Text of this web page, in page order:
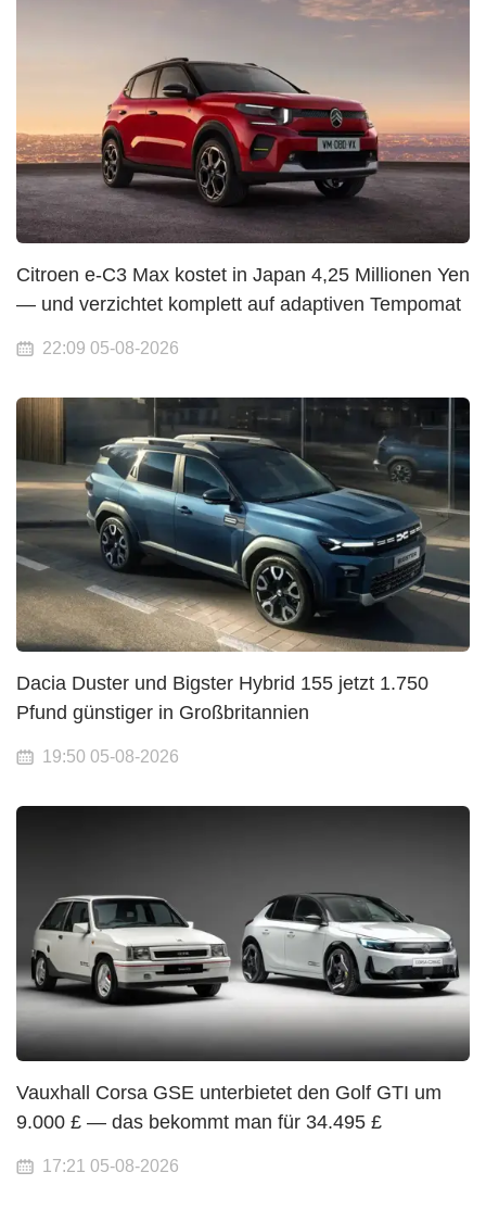
Citroen e-C3 Max kostet in Japan 4,25 Millionen Yen
— und verzichtet komplett auf adaptiven Tempomat
22:09 05-08-2026
Dacia Duster und Bigster Hybrid 155 jetzt 1.750
Pfund günstiger in Großbritannien
19:50 05-08-2026
Vauxhall Corsa GSE unterbietet den Golf GTI um
9.000 £ — das bekommt man für 34.495 £
17:21 05-08-2026